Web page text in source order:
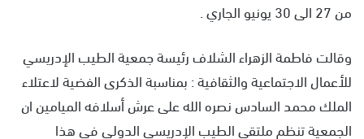
من 27 الى 30 يونيو الجاري .
وقالت فاطمة الزهراء الشلاف رئيسة جمعية الطيب الإدريسي
للأعمال الاجتماعية والثقافية : بمناسبة الذكرى الفضية لاعتلاء
الملك محمد السادس نصره الله على عرش أسلافه الميامين ان
الجمعية تنظم ملتقى الطيب الإدريسي الدولي في هذا